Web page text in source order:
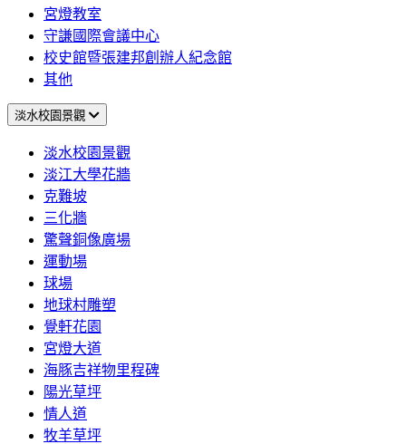
宮燈教室
守謙國際會議中心
校史館暨張建邦創辦人紀念館
其他
淡水校園景觀
淡水校園景觀
淡江大學花牆
克難坡
三化牆
驚聲銅像廣場
運動場
球場
地球村雕塑
覺軒花園
宮燈大道
海豚吉祥物里程碑
陽光草坪
情人道
牧羊草坪